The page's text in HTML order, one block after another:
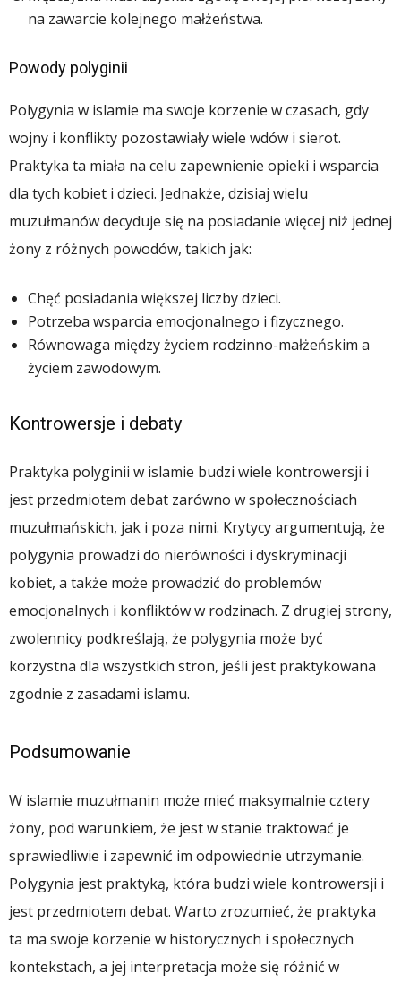
na zawarcie kolejnego małżeństwa.
Powody polyginii
Polygynia w islamie ma swoje korzenie w czasach, gdy
wojny i konflikty pozostawiały wiele wdów i sierot.
Praktyka ta miała na celu zapewnienie opieki i wsparcia
dla tych kobiet i dzieci. Jednakże, dzisiaj wielu
muzułmanów decyduje się na posiadanie więcej niż jednej
żony z różnych powodów, takich jak:
Chęć posiadania większej liczby dzieci.
Potrzeba wsparcia emocjonalnego i fizycznego.
Równowaga między życiem rodzinno-małżeńskim a
życiem zawodowym.
Kontrowersje i debaty
Praktyka polyginii w islamie budzi wiele kontrowersji i
jest przedmiotem debat zarówno w społecznościach
muzułmańskich, jak i poza nimi. Krytycy argumentują, że
polygynia prowadzi do nierówności i dyskryminacji
kobiet, a także może prowadzić do problemów
emocjonalnych i konfliktów w rodzinach. Z drugiej strony,
zwolennicy podkreślają, że polygynia może być
korzystna dla wszystkich stron, jeśli jest praktykowana
zgodnie z zasadami islamu.
Podsumowanie
W islamie muzułmanin może mieć maksymalnie cztery
żony, pod warunkiem, że jest w stanie traktować je
sprawiedliwie i zapewnić im odpowiednie utrzymanie.
Polygynia jest praktyką, która budzi wiele kontrowersji i
jest przedmiotem debat. Warto zrozumieć, że praktyka
ta ma swoje korzenie w historycznych i społecznych
kontekstach, a jej interpretacja może się różnić w